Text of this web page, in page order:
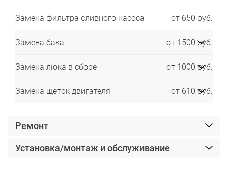
Замена фильтра сливного насоса от 650 руб.
Замена бака от 1500 руб.
Замена люка в сборе от 1000 руб.
Замена щеток двигателя от 610 руб.
Ремонт
Установка/монтаж и обслуживание